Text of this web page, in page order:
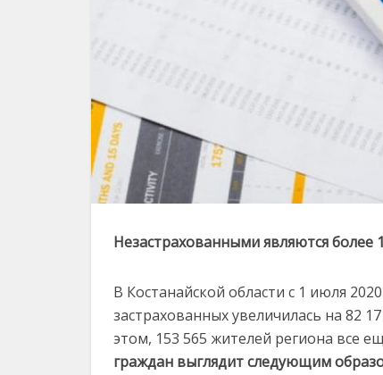
Незастрахованными являются более
В Костанайской области с 1 июля
застрахованных увеличилась на 82
этом, 153 565 жителей региона все
граждан выглядит следующим